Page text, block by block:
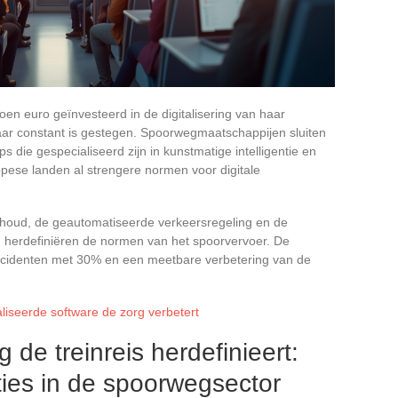
euro geïnvesteerd in de digitalisering van haar
constant is gestegen. Spoorwegmaatschappijen sluiten
die gespecialiseerd zijn in kunstmatige intelligentie en
landen al strengere normen voor digitale
de geautomatiseerde verkeersregeling en de
de normen van het spoorvervoer. De
met 30% en een meetbare verbetering van de
software de zorg verbetert
de treinreis herdefinieert:
in de spoorwegsector